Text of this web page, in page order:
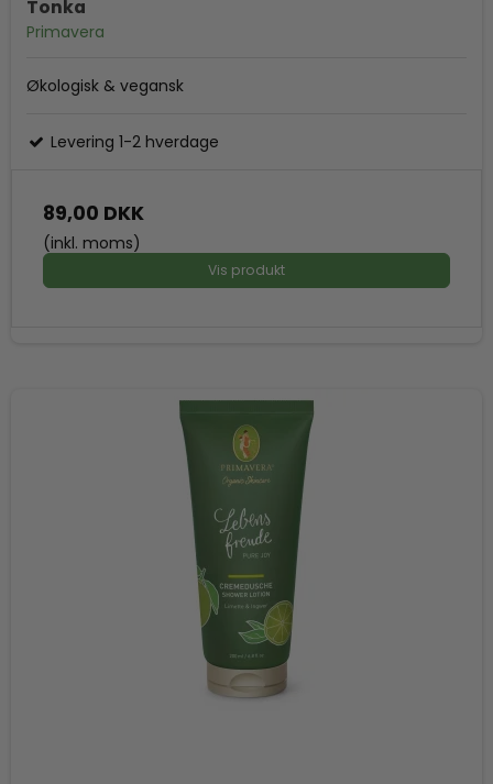
Tonka
Primavera
Økologisk & vegansk
Levering 1-2 hverdage
89,00 DKK
(inkl. moms)
Vis produkt